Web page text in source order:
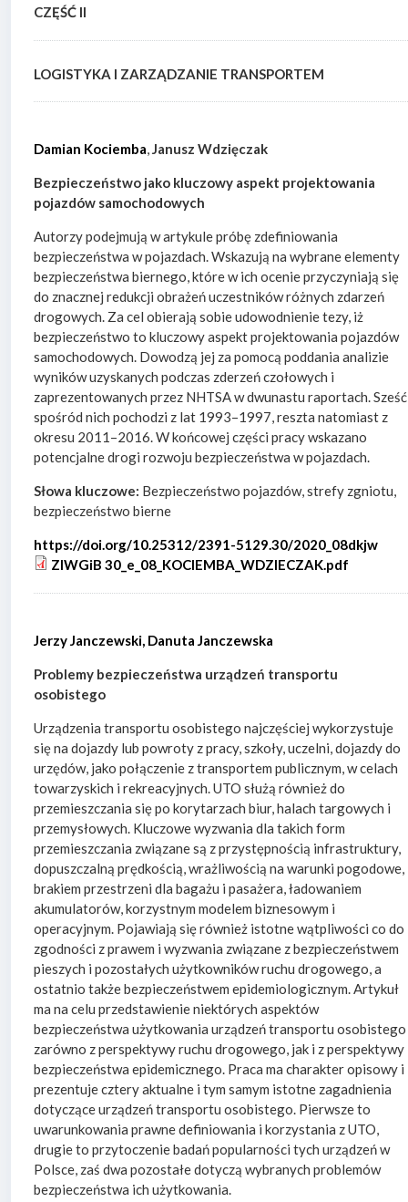
CZĘŚĆ II
LOGISTYKA I ZARZĄDZANIE TRANSPORTEM
Damian Kociemba,Janusz Wdzięczak
Bezpieczeństwo jako kluczowy aspekt projektowania
pojazdów samochodowych
Autorzy podejmują w artykule próbę zdefiniowania
bezpieczeństwa w pojazdach. Wskazują na wybrane elementy
bezpieczeństwa biernego, które w ich ocenie przyczyniają się
do znacznej redukcji obrażeń uczestników różnych zdarzeń
drogowych. Za cel obierają sobie udowodnienie tezy, iż
bezpieczeństwo to kluczowy aspekt projektowania pojazdów
samochodowych. Dowodzą jej za pomocą poddania analizie
wyników uzyskanych podczas zderzeń czołowych i
zaprezentowanych przez NHTSA w dwunastu raportach. Sześć
spośród nich pochodzi z lat 1993–1997, reszta natomiast z
okresu 2011–2016. W końcowej części pracy wskazano
potencjalne drogi rozwoju bezpieczeństwa w pojazdach.
Słowa kluczowe: Bezpieczeństwo pojazdów, strefy zgniotu,
bezpieczeństwo bierne
https://doi.org/10.25312/2391-5129.30/2020_08dkjw
ZIWGiB 30_e_08_KOCIEMBA_WDZIECZAK.pdf
Jerzy Janczewski, Danuta Janczewska
Problemy bezpieczeństwa urządzeń transportu
osobistego
Urządzenia transportu osobistego najczęściej wykorzystuje
się na dojazdy lub powroty z pracy, szkoły, uczelni, dojazdy do
urzędów, jako połączenie z transportem publicznym, w celach
towarzyskich i rekreacyjnych. UTO służą również do
przemieszczania się po korytarzach biur, halach targowych i
przemysłowych. Kluczowe wyzwania dla takich form
przemieszczania związane są z przystępnością infrastruktury,
dopuszczalną prędkością, wrażliwością na warunki pogodowe,
brakiem przestrzeni dla bagażu i pasażera, ładowaniem
akumulatorów, korzystnym modelem biznesowym i
operacyjnym. Pojawiają się również istotne wątpliwości co do
zgodności z prawem i wyzwania związane z bezpieczeństwem
pieszych i pozostałych użytkowników ruchu drogowego, a
ostatnio także bezpieczeństwem epidemiologicznym. Artykuł
ma na celu przedstawienie niektórych aspektów
bezpieczeństwa użytkowania urządzeń transportu osobistego
zarówno z perspektywy ruchu drogowego, jak i z perspektywy
bezpieczeństwa epidemicznego. Praca ma charakter opisowy i
prezentuje cztery aktualne i tym samym istotne zagadnienia
dotyczące urządzeń transportu osobistego. Pierwsze to
uwarunkowania prawne definiowania i korzystania z UTO,
drugie to przytoczenie badań popularności tych urządzeń w
Polsce, zaś dwa pozostałe dotyczą wybranych problemów
bezpieczeństwa ich użytkowania.